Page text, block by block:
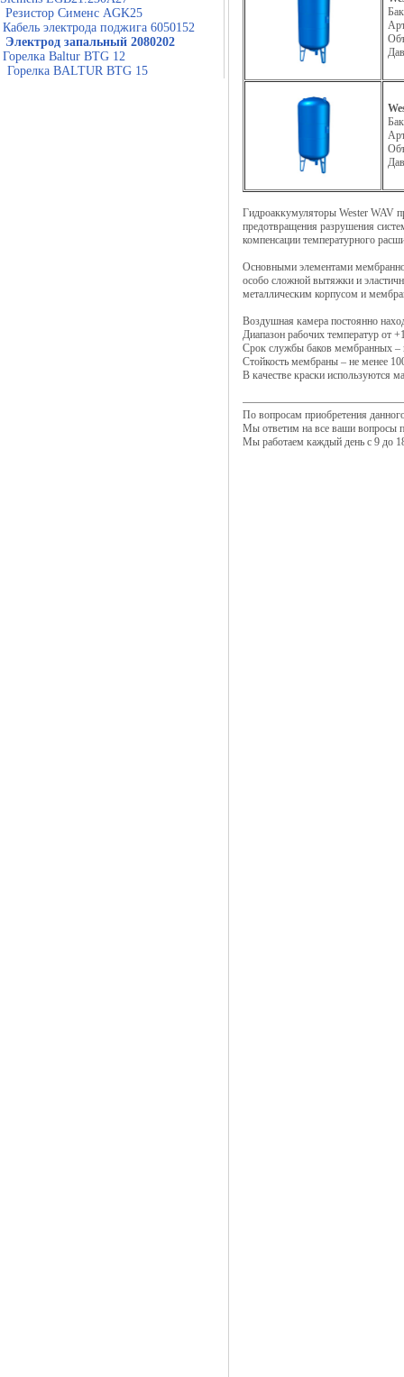
Резистор Сименс AGK25
Кабель электрода поджига 6050152
Электрод запальный 2080202
Горелка Baltur BTG 12
Горелка BALTUR BTG 15
Гидроаккумуляторы Wester WAV
предотвращения разрушения
компенсации температурного
Основными элементами
особо сложной вытяжки и
металлическим корпусом и
Воздушная камера постоянно
Диапазон рабочих температур от
Срок службы баков мембранных –
Стойкость мембраны – не менее
В качестве краски используются
По вопросам приобретения
Мы ответим на все ваши вопросы
Мы работаем каждый день с 9 до